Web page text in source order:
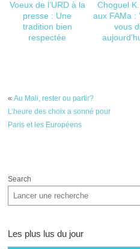
Voeux de l’URD à la
presse : Une
tradition bien
respectée
Choguel
aux FAMa :
vous
«Au Mali, rester ou partir?
L’heure des choix a sonné pour
Paris et les Européens
Search
Les plus lus du jour